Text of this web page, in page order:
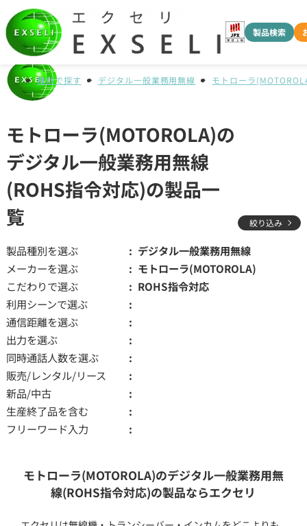
製品検索
種別で探す デジタル一般業務用無線 モトローラ
モトローラ(MOTOROLA)の
デジタル一般業務用無線
(ROHS指令対応)の製品一
覧
絞り込み
製品種別を選ぶ
デジタル一般業務用無線
メーカーを選ぶ
モトローラ(MOTOROLA)
こだわりで選ぶ
ROHS指令対応
利用シーンで選ぶ
通信距離を選ぶ
出力を選ぶ
同時通話人数を選ぶ
販売/レンタル/リース
新品/中古
生産終了品を含む
フリーワード入力
モトローラ(MOTOROLA)のデジタル一般業務用無
線(ROHS指令対応)の製品ならエクセリ